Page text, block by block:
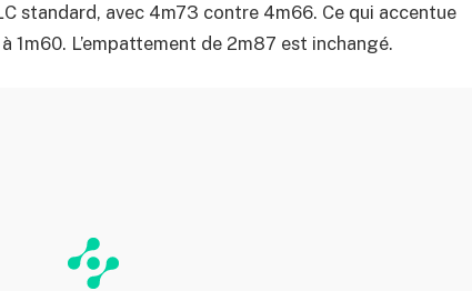
standard, avec 4m73 contre 4m66. Ce qui accentue
1m60. L’empattement de 2m87 est inchangé.